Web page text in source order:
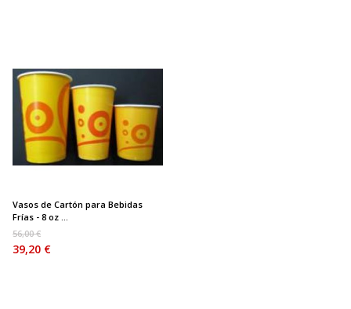
Vasos de Cartón para Bebidas
Frías - 8 oz ...
56,00 €
39,20 €